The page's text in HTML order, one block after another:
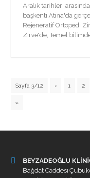
Aralık tarihleri
başkenti Atina'da
Rejeneratif Ortopedi
Zirve'de; Temel
Sayfa 3/12 ‹ 1 2
»
BEYZADEOĞLU
Bağdat Caddesi